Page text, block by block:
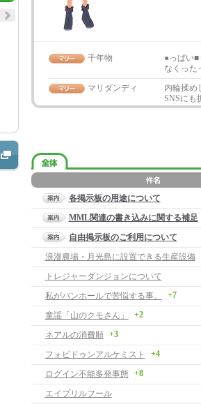
千年物
●っぱい
なくった
マリダンディ
内輪揉め
SNSにも
各掲示板の用途について
MML関連の書き込みに関する補足
自由掲示板のご利用について
浪漫農場・月光島に設置できる生産設備
トレジャーダンジョンについて
私がバンホールで苦悩する事。
+7
童謡「山のクモさん」 +2
ネアルの消費順 +3
フォビドゥンアルケミスト +4
ログイン不能多発事態 +8
エイプリルフール